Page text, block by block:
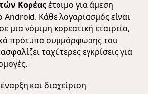
Κορέαςέτοιμο για άμεση
Android. Κάθε λογαριασμός είναι
μια νόμιμη κορεατική εταιρεία,
πρότυπα συμμόρφωσης του
ταχύτερες εγκρίσεις για
και διαχείριση